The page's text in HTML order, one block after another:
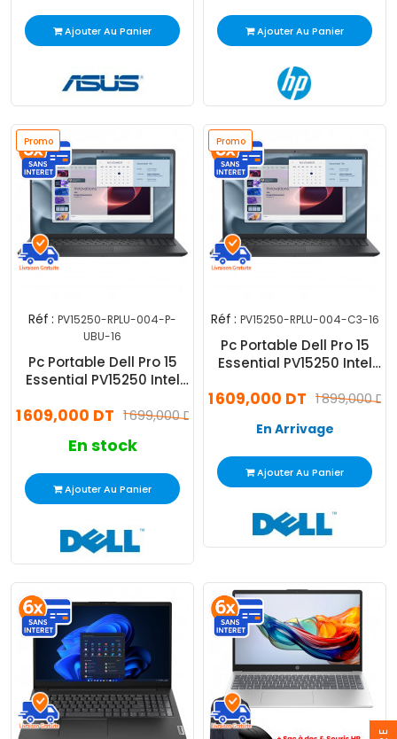
Ajouter Au Panier Ajouter Au Panier
Promo
Réf : PV15250-RPLU-004-P-
UBU-16
Pc Portable Dell Pro 15
Essential PV15250 Intel
1 699,000 DT
1 609,000 DT
En stock
Ajouter Au Panier
Promo
Réf : PV15250-RPLU-004-C3-16
Pc Portable Dell Pro 15
Essential PV15250 Intel
1 899,000 DT
1 609,000 DT
En Arrivage
Ajouter Au Panier